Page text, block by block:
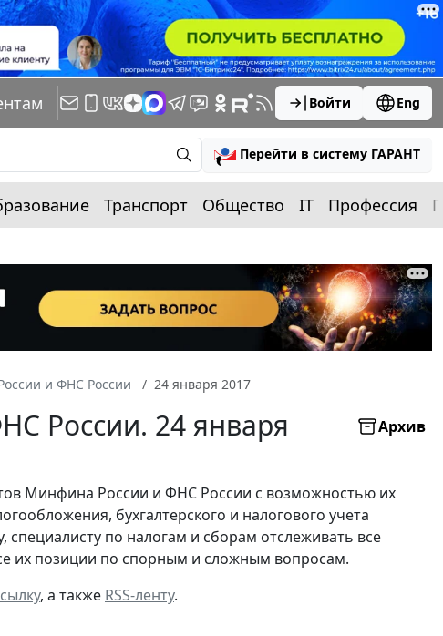
Войти Eng
Перейти в систему ГАРАНТ
Транспорт Общество IT Профессия
и ФНС России 24 января 2017
России. 24 января
Архив
Минфина России и ФНС России с возможностью их
бухгалтерского и налогового учета
специалисту по налогам и сборам отслеживать все
их позиции по спорным и сложным вопросам.
, а также RSS-ленту.